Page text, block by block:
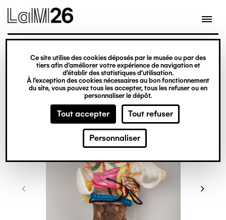
Gestion des cookies
Ce site utilise des cookies déposés par le musée ou par des
tiers afin d’améliorer votre expérience de navigation et
d’établir des statistiques d’utilisation.
À l’exception des cookies nécessaires au bon fonctionnement
du site, vous pouvez tous les accepter, tous les refuser ou en
personnaliser le dépôt.
Tout accepter Tout refuser
Personnaliser
contenu